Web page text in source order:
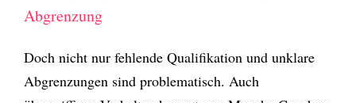
Abgrenzung
Doch nicht nur fehlende Qualifikation und unklare
Abgrenzungen sind problematisch. Auch